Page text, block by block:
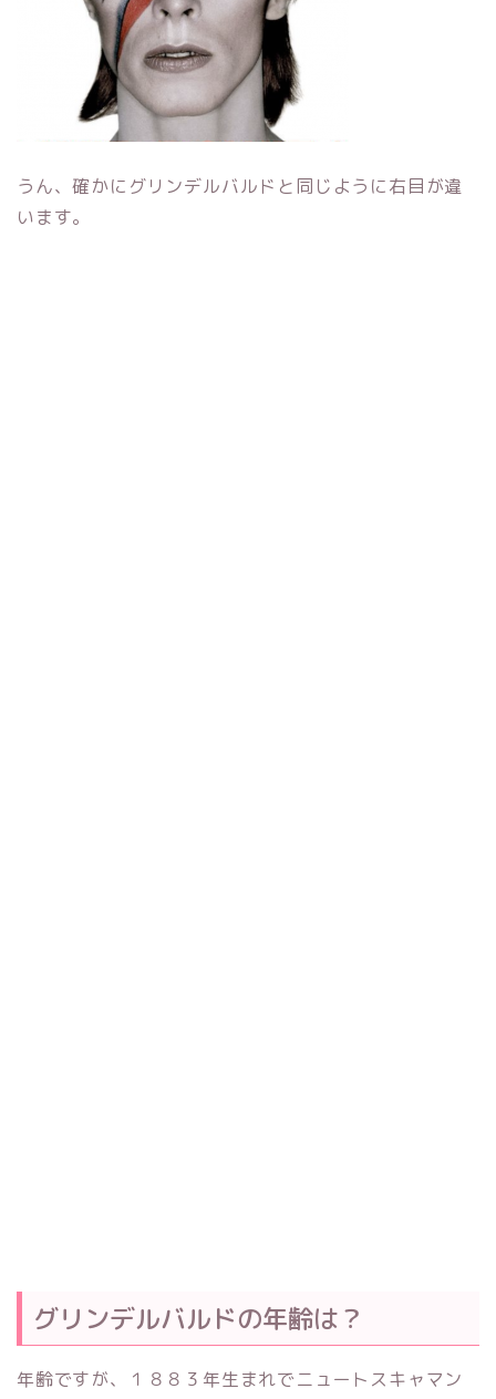
うん、確かにグリンデルバルドと同じように右目が違
います。
グリンデルバルドの年齢は？
年齢ですが、１８８３年生まれでニュートスキャマン